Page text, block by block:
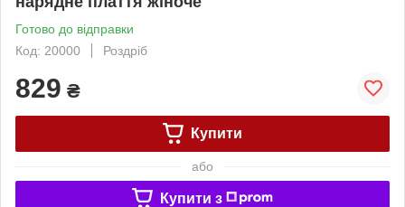
Готово до відправки
Код: 20000
Роздріб
829 ₴
Купити
або
Купити з